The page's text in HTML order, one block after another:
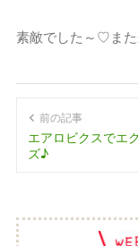
素敵でした～♡ま
前の記事
エアロビクスでエ
ズ♪